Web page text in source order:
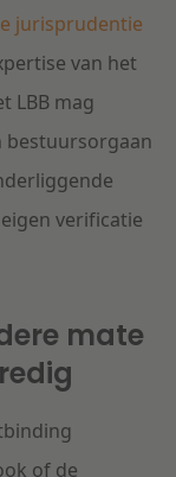
jurisprudentie
van het
LBB mag
bestuursorgaan
verificatie
mate
of de